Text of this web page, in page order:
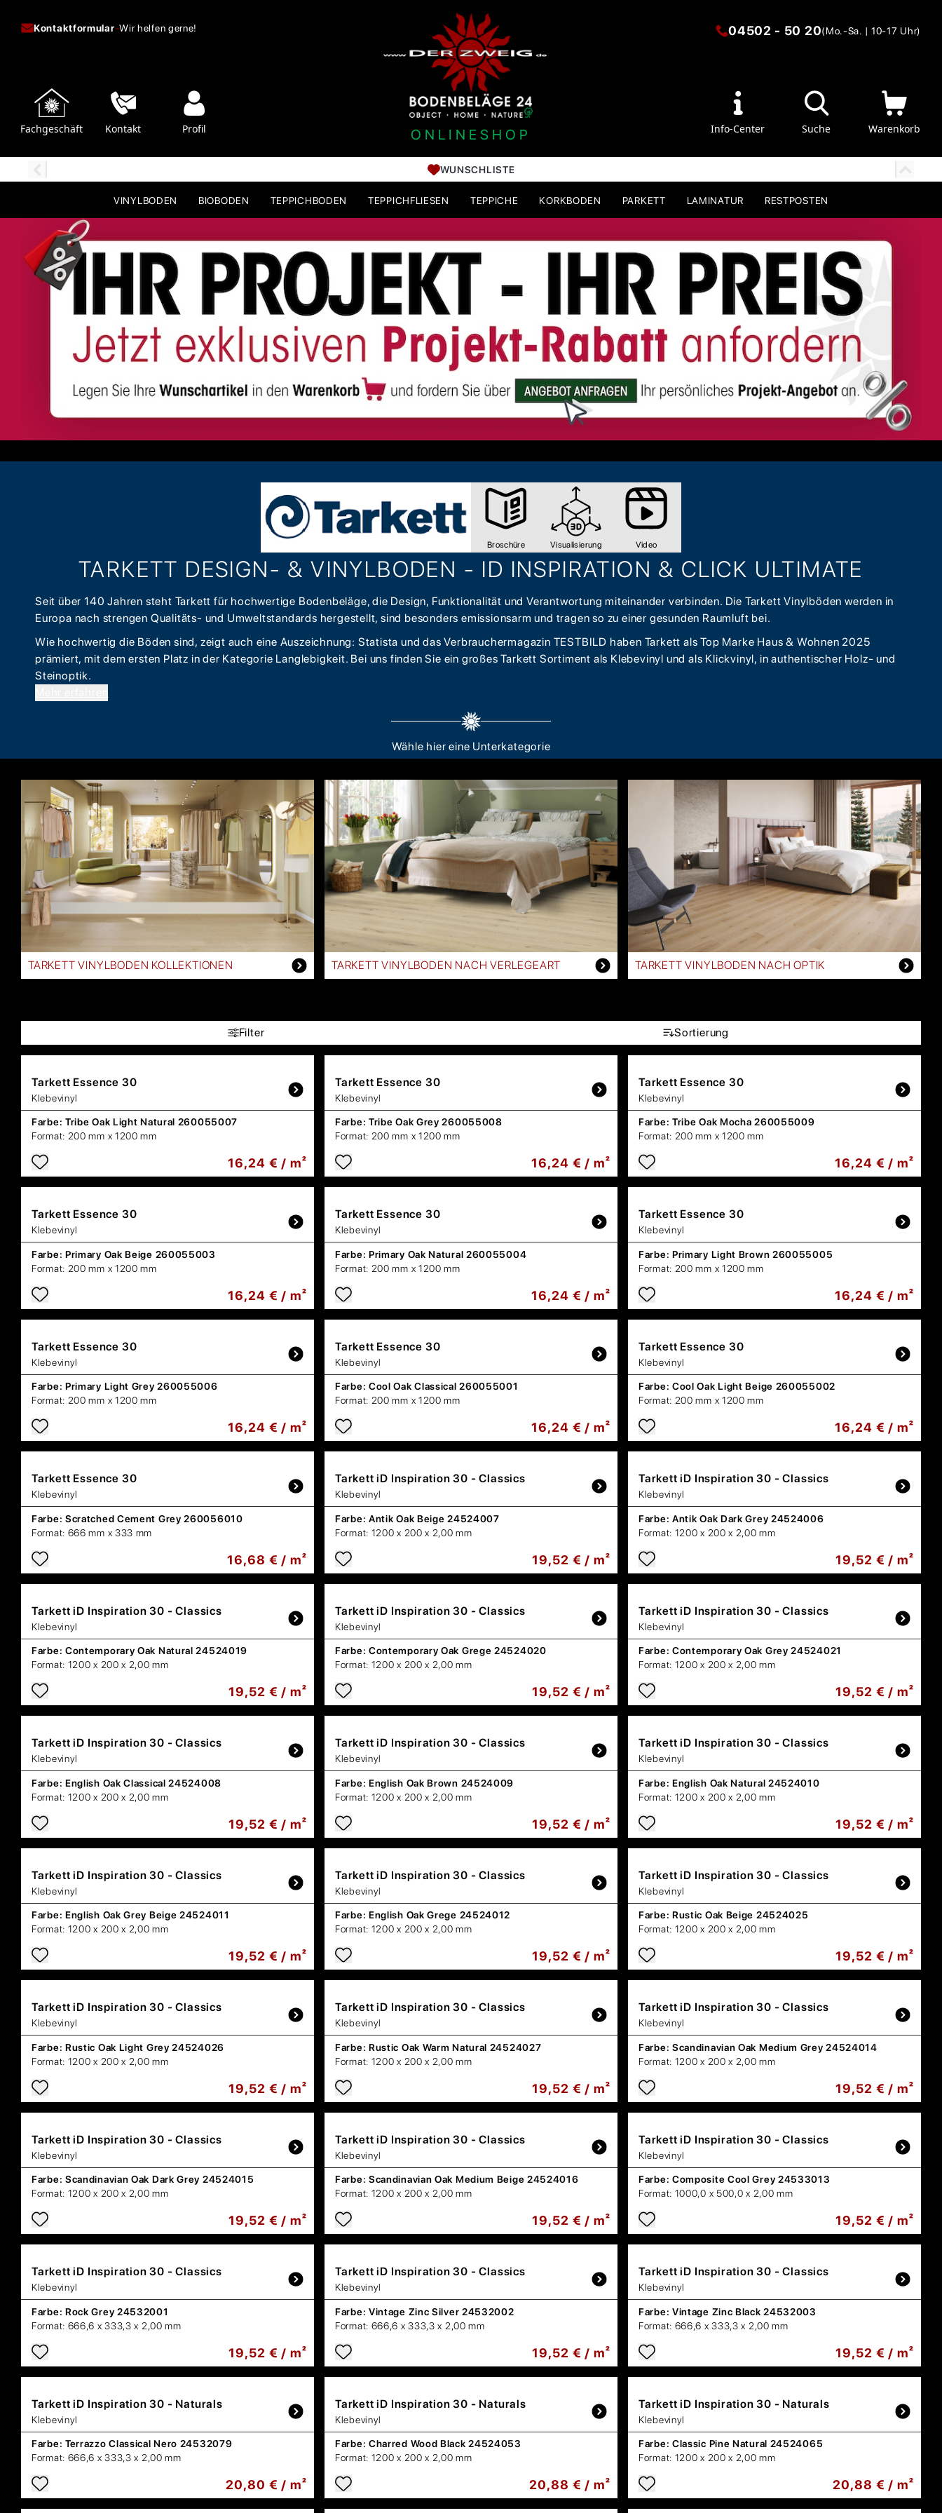
Kontaktformular-Wir helfen gerne!
Fachgeschäft Kontakt Profil ONLINESHOP
04502 - 50 20(Mo.-Sa. | 10-17 Uhr)
Info-Center Suche Warenkorb
WUNSCHLISTE
VINYLBODEN BIOBODEN TEPPICHBODEN TEPPICHFLIESEN TEPPICHE KORKBODEN PARKETT LAMINATUR RESTPOSTEN
Broschüre Visualisierung Video
TARKETT DESIGN- & VINYLBODEN - ID INSPIRATION & CLICK ULTIMATE
Seit über 140 Jahren steht Tarkett für hochwertige Bodenbeläge, die Design, Funktionalität und Verantwortung miteinander verbinden. Die Tarkett Vinylböden werden in
Europa nach strengen Qualitäts- und Umweltstandards hergestellt, sind besonders emissionsarm und tragen so zu einer gesunden Raumluft bei.
Wie hochwertig die Böden sind, zeigt auch eine Auszeichnung: Statista und das Verbrauchermagazin TESTBILD haben Tarkett als Top Marke Haus & Wohnen 2025
prämiert, mit dem ersten Platz in der Kategorie Langlebigkeit. Bei uns finden Sie ein großes Tarkett Sortiment als Klebevinyl und als Klickvinyl, in authentischer Holz- und
Steinoptik.
Wähle hier eine Unterkategorie
TARKETT VINYLBODEN KOLLEKTIONEN TARKETT VINYLBODEN NACH VERLEGEART TARKETT VINYLBODEN NACH OPTIK
Filter Sortierung
Tarkett Essence 30
Klebevinyl
Farbe: Tribe Oak Light Natural 260055007
Format: 200 mm x 1200 mm
16,24 € / m²
Tarkett Essence 30
Klebevinyl
Farbe: Tribe Oak Grey 260055008
Format: 200 mm x 1200 mm
16,24 € / m²
Tarkett Essence 30
Klebevinyl
Farbe: Tribe Oak Mocha 260055009
Format: 200 mm x 1200 mm
16,24 € / m²
Tarkett Essence 30
Klebevinyl
Farbe: Primary Oak Beige 260055003
Format: 200 mm x 1200 mm
16,24 € / m²
Tarkett Essence 30
Klebevinyl
Farbe: Primary Oak Natural 260055004
Format: 200 mm x 1200 mm
16,24 € / m²
Tarkett Essence 30
Klebevinyl
Farbe: Primary Light Brown 260055005
Format: 200 mm x 1200 mm
16,24 € / m²
Tarkett Essence 30
Klebevinyl
Farbe: Primary Light Grey 260055006
Format: 200 mm x 1200 mm
16,24 € / m²
Tarkett Essence 30
Klebevinyl
Farbe: Cool Oak Classical 260055001
Format: 200 mm x 1200 mm
16,24 € / m²
Tarkett Essence 30
Klebevinyl
Farbe: Cool Oak Light Beige 260055002
Format: 200 mm x 1200 mm
16,24 € / m²
Tarkett Essence 30
Klebevinyl
Farbe: Scratched Cement Grey 260056010
Format: 666 mm x 333 mm
16,68 € / m²
Tarkett iD Inspiration 30 - Classics
Klebevinyl
Farbe: Antik Oak Beige 24524007
Format: 1200 x 200 x 2,00 mm
19,52 € / m²
Tarkett iD Inspiration 30 - Classics
Klebevinyl
Farbe: Antik Oak Dark Grey 24524006
Format: 1200 x 200 x 2,00 mm
19,52 € / m²
Tarkett iD Inspiration 30 - Classics
Klebevinyl
Farbe: Contemporary Oak Natural 24524019
Format: 1200 x 200 x 2,00 mm
19,52 € / m²
Tarkett iD Inspiration 30 - Classics
Klebevinyl
Farbe: Contemporary Oak Grege 24524020
Format: 1200 x 200 x 2,00 mm
19,52 € / m²
Tarkett iD Inspiration 30 - Classics
Klebevinyl
Farbe: Contemporary Oak Grey 24524021
Format: 1200 x 200 x 2,00 mm
19,52 € / m²
Tarkett iD Inspiration 30 - Classics
Klebevinyl
Farbe: English Oak Classical 24524008
Format: 1200 x 200 x 2,00 mm
19,52 € / m²
Tarkett iD Inspiration 30 - Classics
Klebevinyl
Farbe: English Oak Brown 24524009
Format: 1200 x 200 x 2,00 mm
19,52 € / m²
Tarkett iD Inspiration 30 - Classics
Klebevinyl
Farbe: English Oak Natural 24524010
Format: 1200 x 200 x 2,00 mm
19,52 € / m²
Tarkett iD Inspiration 30 - Classics
Klebevinyl
Farbe: English Oak Grey Beige 24524011
Format: 1200 x 200 x 2,00 mm
19,52 € / m²
Tarkett iD Inspiration 30 - Classics
Klebevinyl
Farbe: English Oak Grege 24524012
Format: 1200 x 200 x 2,00 mm
19,52 € / m²
Tarkett iD Inspiration 30 - Classics
Klebevinyl
Farbe: Rustic Oak Beige 24524025
Format: 1200 x 200 x 2,00 mm
19,52 € / m²
Tarkett iD Inspiration 30 - Classics
Klebevinyl
Farbe: Rustic Oak Light Grey 24524026
Format: 1200 x 200 x 2,00 mm
19,52 € / m²
Tarkett iD Inspiration 30 - Classics
Klebevinyl
Farbe: Rustic Oak Warm Natural 24524027
Format: 1200 x 200 x 2,00 mm
19,52 € / m²
Tarkett iD Inspiration 30 - Classics
Klebevinyl
Farbe: Scandinavian Oak Medium Grey 24524014
Format: 1200 x 200 x 2,00 mm
19,52 € / m²
Tarkett iD Inspiration 30 - Classics
Klebevinyl
Farbe: Scandinavian Oak Dark Grey 24524015
Format: 1200 x 200 x 2,00 mm
19,52 € / m²
Tarkett iD Inspiration 30 - Classics
Klebevinyl
Farbe: Scandinavian Oak Medium Beige 24524016
Format: 1200 x 200 x 2,00 mm
19,52 € / m²
Tarkett iD Inspiration 30 - Classics
Klebevinyl
Farbe: Composite Cool Grey 24533013
Format: 1000,0 x 500,0 x 2,00 mm
19,52 € / m²
Tarkett iD Inspiration 30 - Classics
Klebevinyl
Farbe: Rock Grey 24532001
Format: 666,6 x 333,3 x 2,00 mm
19,52 € / m²
Tarkett iD Inspiration 30 - Classics
Klebevinyl
Farbe: Vintage Zinc Silver 24532002
Format: 666,6 x 333,3 x 2,00 mm
19,52 € / m²
Tarkett iD Inspiration 30 - Classics
Klebevinyl
Farbe: Vintage Zinc Black 24532003
Format: 666,6 x 333,3 x 2,00 mm
19,52 € / m²
Tarkett iD Inspiration 30 - Naturals
Klebevinyl
Farbe: Terrazzo Classical Nero 24532079
Format: 666,6 x 333,3 x 2,00 mm
20,80 € / m²
Tarkett iD Inspiration 30 - Naturals
Klebevinyl
Farbe: Charred Wood Black 24524053
Format: 1200 x 200 x 2,00 mm
20,88 € / m²
Tarkett iD Inspiration 30 - Naturals
Klebevinyl
Farbe: Classic Pine Natural 24524065
Format: 1200 x 200 x 2,00 mm
20,88 € / m²